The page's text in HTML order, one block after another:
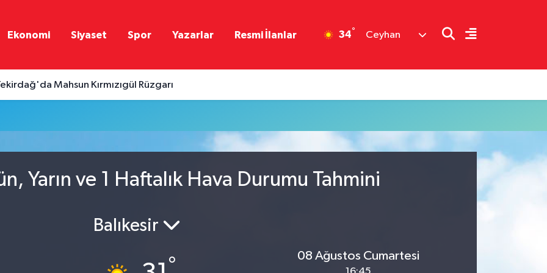
Ekonomi Siyaset Spor Yazarlar Resmi İlanlar 34° Ceyhan
Mahsun Kırmızıgül Rüzgarı
Yarın ve 1 Haftalık Hava Durumu Tahmini
Balıkesir
°
08 Ağustos Cumartesi